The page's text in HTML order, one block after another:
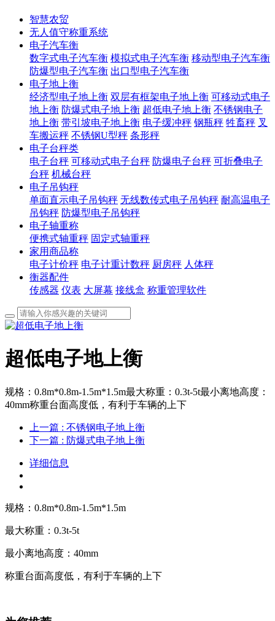
智慧农贸
无人值守称重系统
电子汽车衡
数字式电子汽车衡 模拟式电子汽车衡 移动型电子汽车衡
防爆型电子汽车衡 出口型电子汽车衡
电子地上衡
经济型电子地上衡 双层有框架电子地上衡 可移动式电子
地上衡 防爆式电子地上衡 超低电子地上衡 不锈钢电子
地上衡 带引坡电子地上衡 电子缓冲秤 钢瓶秤 牲畜秤 叉
车搬运秤 不锈钢U型秤 条形秤
电子台秤类
电子台秤 可移动式电子台秤 防爆电子台秤 可折叠电子
台秤 机械台秤
电子吊钩秤
单面直示电子吊钩秤 无线数传式电子吊钩秤 耐高温电子
吊钩秤 防爆型电子吊钩秤
电子轴重称
便携式轴重秤 固定式轴重秤
家用商品称
电子计价秤 电子计重计数秤 厨房秤 人体秤
衡器配件
传感器 仪表 大屏幕 接线盒 称重管理软件
超低电子地上衡
规格：0.8m*0.8m-1.5m*1.5m最大称重：0.3t-5t最小离地高度：
40mm称重台面高度低，有利于车辆的上下
上一篇 : 不锈钢电子地上衡
下一篇 : 防爆式电子地上衡
详细信息
规格：0.8m*0.8m-1.5m*1.5m
最大称重：0.3t-5t
最小离地高度：40mm
称重台面高度低，有利于车辆的上下